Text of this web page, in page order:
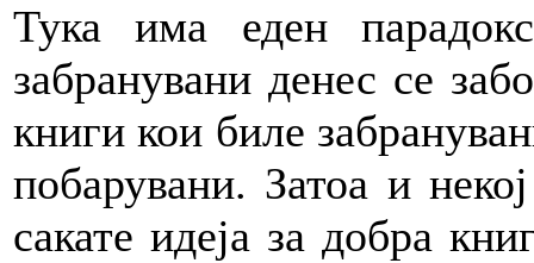
Тука има еден
забранувани денес се
книги кои биле
побарувани. Затоа и
сакате идеја за добра